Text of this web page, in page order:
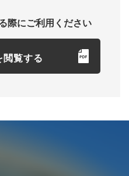
際にご利用ください
覧する